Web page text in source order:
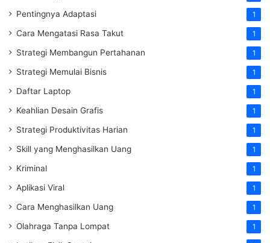
Pentingnya Adaptasi 1
Cara Mengatasi Rasa Takut 1
Strategi Membangun Pertahanan 1
Strategi Memulai Bisnis 1
Daftar Laptop 1
Keahlian Desain Grafis 1
Strategi Produktivitas Harian 1
Skill yang Menghasilkan Uang 1
Kriminal 1
Aplikasi Viral 1
Cara Menghasilkan Uang 1
Olahraga Tanpa Lompat 1